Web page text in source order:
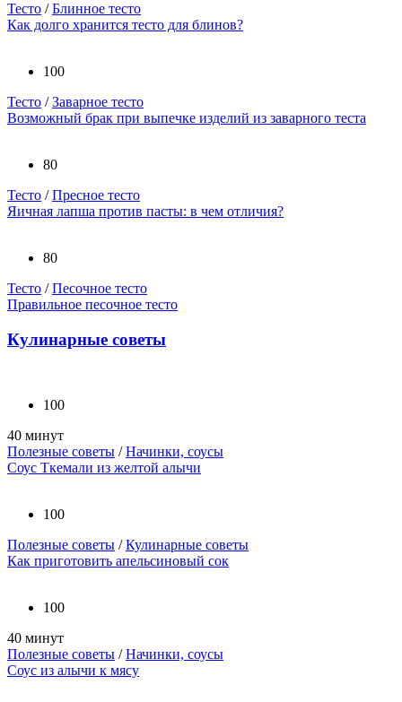
Тесто /Блинное тесто
Как долго хранится тесто для блинов?
100
Тесто /Заварное тесто
Возможный брак при выпечке изделий из заварного теста
80
Тесто /Пресное тесто
Яичная лапша против пасты: в чем отличия?
80
Тесто /Песочное тесто
Правильное песочное тесто
Кулинарные советы
100
40 минут
Полезные советы /Начинки, соусы
Соус Ткемали из желтой алычи
100
Полезные советы /Кулинарные советы
Как приготовить апельсиновый сок
100
40 минут
Полезные советы /Начинки, соусы
Соус из алычи к мясу